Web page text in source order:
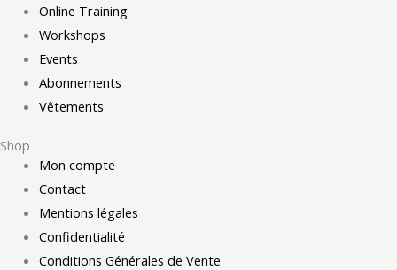
Online Training
Workshops
Events
Abonnements
Vêtements
Shop
Mon compte
Contact
Mentions légales
Confidentialité
Conditions Générales de Vente